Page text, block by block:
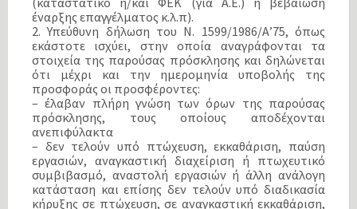
έναρξης επαγγέλματος κ.λ.π).
2. Υπεύθυνη δήλωση του Ν. 1599/1986/Α’75, όπως
εκάστοτε ισχύει, στην οποία αναγράφονται τα
στοιχεία της παρούσας πρόσκλησης και δηλώνεται
ότι μέχρι και την ημερομηνία υποβολής της
προσφοράς οι προσφέροντες:
– έλαβαν πλήρη γνώση των όρων της παρούσας
πρόσκλησης, τους οποίους αποδέχονται
ανεπιφύλακτα
– δεν τελούν υπό πτώχευση, εκκαθάριση, παύση
εργασιών, αναγκαστική διαχείριση ή πτωχευτικό
συμβιβασμό, αναστολή εργασιών ή άλλη ανάλογη
κατάσταση και επίσης δεν τελούν υπό διαδικασία
κήρυξης σε πτώχευση, σε αναγκαστική εκκαθάριση,